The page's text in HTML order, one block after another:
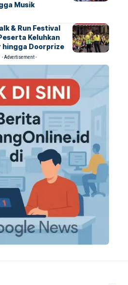
Musik
& Run Festival
Keluhkan
hingga Doorprize
- Advertisement -